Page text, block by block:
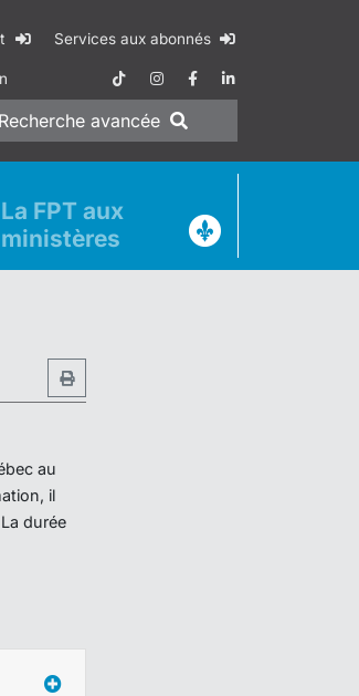
Services aux abonnés
Recherche avancée
La FPT aux
ministères
au
il
durée